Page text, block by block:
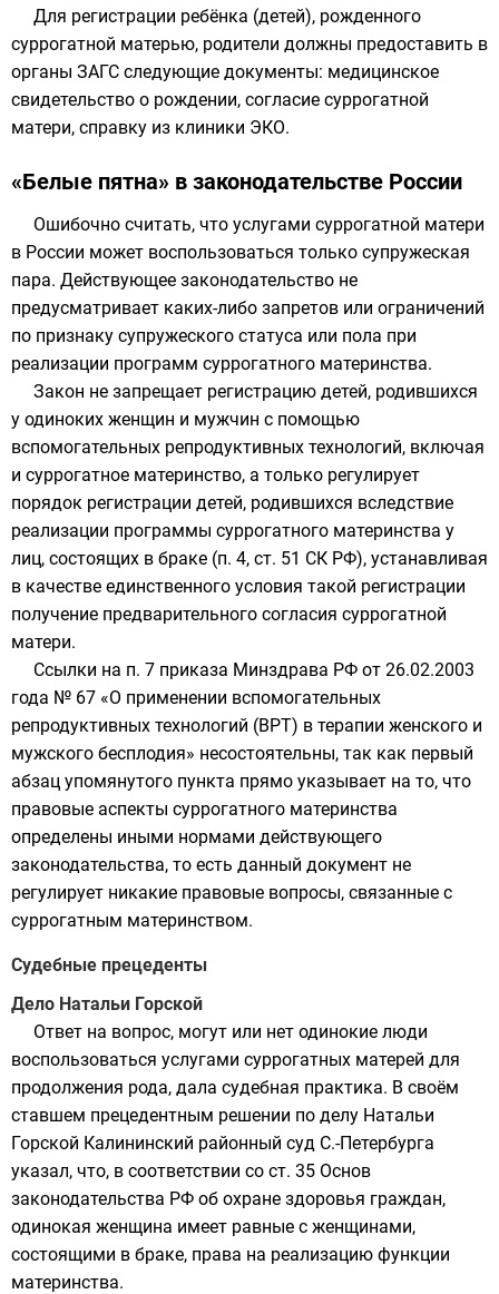
Для регистрации ребёнка (детей), рожденного
суррогатной матерью, родители должны предоставить в
органы ЗАГС следующие документы: медицинское
свидетельство о рождении, согласие суррогатной
матери, справку из клиники ЭКО.
«Белые пятна» в законодательстве России
Ошибочно считать, что услугами суррогатной матери
в России может воспользоваться только супружеская
пара. Действующее законодательство не
предусматривает каких-либо запретов или ограничений
по признаку супружеского статуса или пола при
реализации программ суррогатного материнства.
Закон не запрещает регистрацию детей, родившихся
у одиноких женщин и мужчин с помощью
вспомогательных репродуктивных технологий, включая
и суррогатное материнство, а только регулирует
порядок регистрации детей, родившихся вследствие
реализации программы суррогатного материнства у
лиц, состоящих в браке (п. 4, ст. 51 СК РФ), устанавливая
в качестве единственного условия такой регистрации
получение предварительного согласия суррогатной
матери.
Ссылки на п. 7 приказа Минздрава РФ от 26.02.2003
года № 67 «О применении вспомогательных
репродуктивных технологий (ВРТ) в терапии женского и
мужского бесплодия» несостоятельны, так как первый
абзац упомянутого пункта прямо указывает на то, что
правовые аспекты суррогатного материнства
определены иными нормами действующего
законодательства, то есть данный документ не
регулирует никакие правовые вопросы, связанные с
суррогатным материнством.
Судебные прецеденты
Дело Натальи Горской
Ответ на вопрос, могут или нет одинокие люди
воспользоваться услугами суррогатных матерей для
продолжения рода, дала судебная практика. В своём
ставшем прецедентным решении по делу Натальи
Горской Калининский районный суд С.-Петербурга
указал, что, в соответствии со ст. 35 Основ
законодательства РФ об охране здоровья граждан,
одинокая женщина имеет равные с женщинами,
состоящими в браке, права на реализацию функции
материнства.